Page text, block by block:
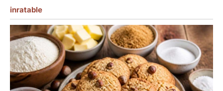
inratable